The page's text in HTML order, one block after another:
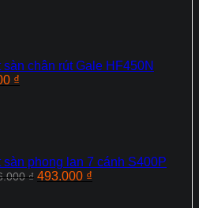
sàn chân rút Gale HF450N
₫
sàn phong lan 7 cánh S400P
₫ Giá
493.000 ₫